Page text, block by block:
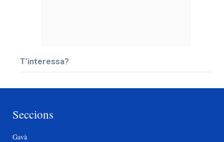
T’interessa?
Seccions
Gavà